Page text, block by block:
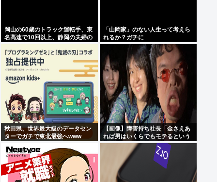
岡山の60歳のトラック運転手、東
名高速で10回以上、静岡の夫婦の
車に追突
「山岡家」のない人生って考えら
れるか？ガチに
秋田県、世界最大級のデータセン
ターでガチで東北最強へwww
【画像】障害持ち社長「金さえあ
れば男はいくらでもモテるという
事を証明してる」